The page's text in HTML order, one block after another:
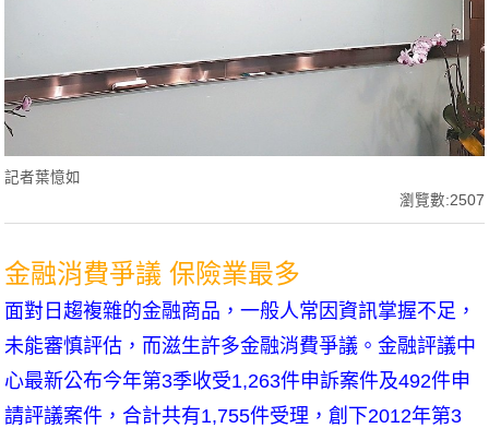
記者葉憶如
瀏覽數:2507
金融消費爭議 保險業最多
面對日趨複雜的金融商品，一般人常因資訊掌握不足，
未能審慎評估，而滋生許多金融消費爭議。金融評議中
心最新公布今年第3季收受1,263件申訴案件及492件申
請評議案件，合計共有1,755件受理，創下2012年第3